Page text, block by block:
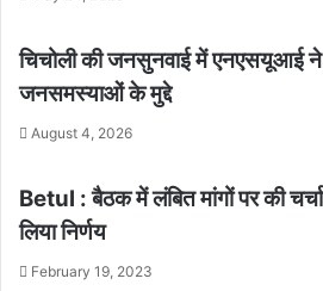
चिचोली की जनसुनवाई में एनएसयूआई ने
जनसमस्याओं के मुद्दे
August 4, 2026
Betul : बैठक में लंबित मांगों पर की
लिया निर्णय
February 19, 2023